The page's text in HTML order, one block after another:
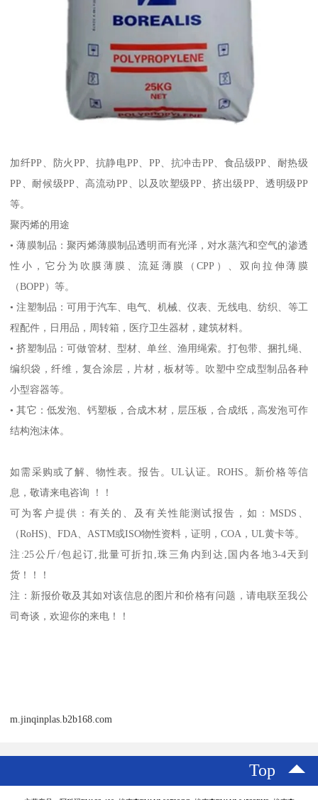
加纤PP 、防火 PP 、抗静电PP PP 、抗冲击PP 、食品级PP 、耐热级
PP 、耐候级PP 、高流动PP 、以及吹塑级PP 、挤出级PP 、透明级PP
等。
聚丙烯的用途
•薄膜制品：聚丙烯薄膜制品透明而有光泽，对水蒸汽和空气的渗透
性小，它分为吹膜薄膜、流延薄膜（CPP ）、双向拉伸薄膜
（BOPP ）等。
•注塑制品：可用于汽车、电气、机械、仪表、无线电、纺织、等工
程配件，日用品，周转箱，医疗卫生器材，建筑材料。
•挤塑制品：可做管材、型材、单丝、渔用绳索。打包带、捆扎绳、
编织袋，纤维，复合涂层，片材，板材等。吹塑中空成型制品各种
小型容器等。
•其它：低发泡、钙塑板，合成木材，层压板，合成纸，高发泡可作
结构泡沫体。
如需采购或了解、物性表。报告。 UL认证。ROHS 。新价格等信
息，敬请来电咨询 ！！
可为客户提供：有关的、及有关性能测试报告，如： MSDS
（RoHS) 、FDA ASTM或ISO物性资料，证明，COA ，UL黄卡等。
注 :25公斤/包起订 批量可折扣 珠三角内到达 国内各地3-4天到
货！！！
注：新报价敬及其如对该信息的图片和价格有问题，请电联至我公
司奇谈，欢迎你的来电！！
m.jinqinplas.b2b168.com
Top